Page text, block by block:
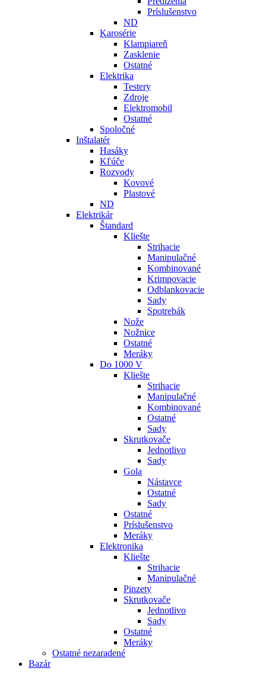
Príslušenstvo
ND
Karosérie
Klampiareň
Zasklenie
Ostatné
Elektrika
Testery
Zdroje
Elektromobil
Ostatné
Spoločné
Inštalatér
Hasáky
Kľúče
Rozvody
Kovové
Plastové
ND
Elektrikár
Štandard
Kliešte
Strihacie
Manipulačné
Kombinované
Krimpovacie
Odblankovacie
Sady
Spotrebák
Nože
Nožnice
Ostatné
Meráky
Do 1000 V
Kliešte
Strihacie
Manipulačné
Kombinované
Ostatné
Sady
Skrutkovače
Jednotlivo
Sady
Gola
Nástavce
Ostatné
Sady
Ostatné
Príslušenstvo
Meráky
Elektronika
Kliešte
Strihacie
Manipulačné
Pinzety
Skrutkovače
Jednotlivo
Sady
Ostatné
Meráky
Ostatné nezaradené
Bazár